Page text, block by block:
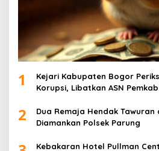
1
Kejari Kabupaten Bogor
Korupsi, Libatkan ASN
2
Dua Remaja Hendak Tawuran
Diamankan Polsek Parung
Kebakaran Hotel Pullman